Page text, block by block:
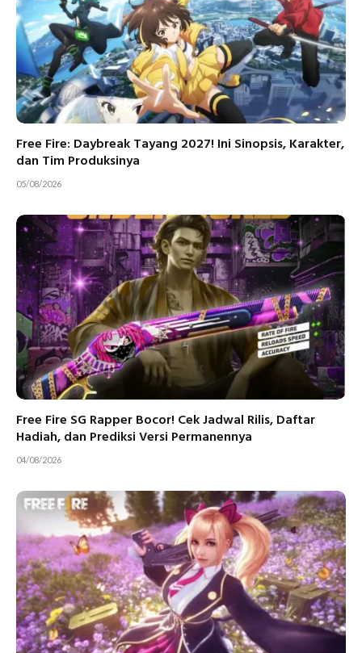
Free Fire: Daybreak Tayang 2027! Ini Sinopsis, Karakter,
dan Tim Produksinya
05/08/2026
Free Fire SG Rapper Bocor! Cek Jadwal Rilis, Daftar
Hadiah, dan Prediksi Versi Permanennya
04/08/2026